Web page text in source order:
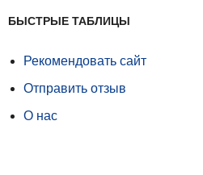
БЫСТРЫЕ ТАБЛИЦЫ
Рекомендовать сайт
Отправить отзыв
О нас